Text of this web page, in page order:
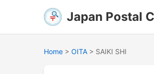
Japan Postal
Home > OITA > SAIKI SHI